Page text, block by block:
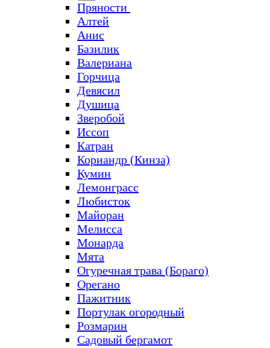
Пряности
Алтей
Анис
Базилик
Валериана
Горчица
Девясил
Душица
Зверобой
Иссоп
Катран
Кориандр (Кинза)
Кумин
Лемонграсс
Любисток
Майоран
Мелисса
Монарда
Мята
Огуречная трава (Бораго)
Орегано
Пажитник
Портулак огородный
Розмарин
Садовый бергамот